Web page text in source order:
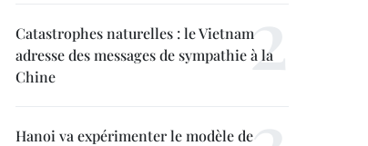
Catastrophes naturelles : le Vietnam
adresse des messages de sympathie à la
Chine
Hanoi va expérimenter le modèle de